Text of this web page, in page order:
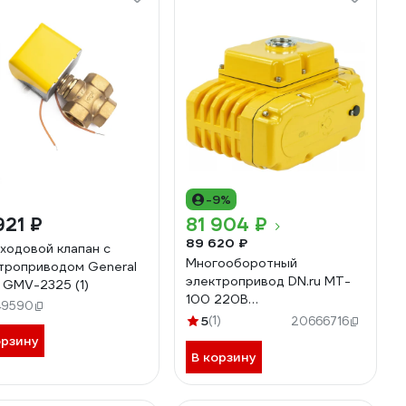
₽
клапан с
General
2325 (1)
-9%
81 904 ₽
89 620 ₽
Многооборотный
электропривод DN.ru MT-
100 220В
общепромышленного
5(1) 20666716
В корзину